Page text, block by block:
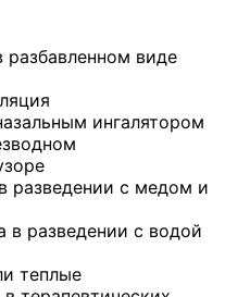
виде
ингалятором
разведении с медом и
в разведении с водой
теплые